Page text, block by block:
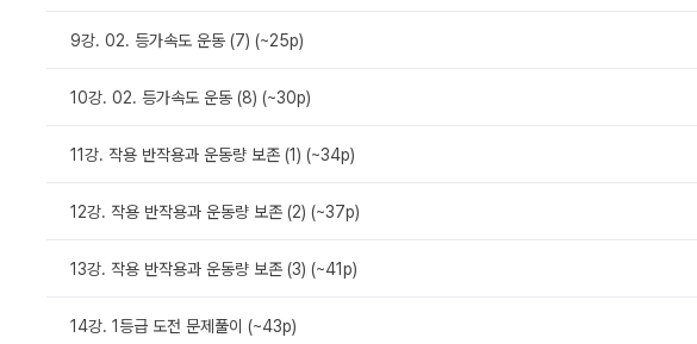
9강. 02. 등가속도 운동 (7) (~25p)
10강. 02. 등가속도 운동 (8) (~30p)
11강. 작용 반작용과 운동량 보존 (1) (~34p)
12강. 작용 반작용과 운동량 보존 (2) (~37p)
13강. 작용 반작용과 운동량 보존 (3) (~41p)
14강. 1등급 도전 문제풀이 (~43p)